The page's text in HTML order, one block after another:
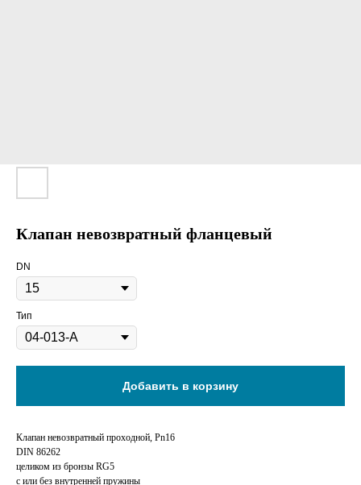
Клапан невозвратный фланцевый
DN
Тип
Добавить в корзину
Клапан невозвратный проходной, Pn16
DIN 86262
целиком из бронзы RG5
с или без внутренней пружины